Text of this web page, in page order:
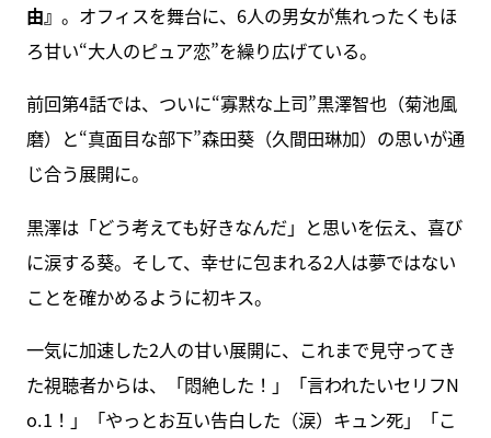
由』 。オフィスを舞台に、6人の男女が焦れったくもほ
ろ甘い“大人のピュア恋”を繰り広げている。
前回第4話では、ついに“寡黙な上司”黒澤智也（菊池風
磨）と“真面目な部下”森田葵（久間田琳加）の思いが通
じ合う展開に。
黒澤は「どう考えても好きなんだ」と思いを伝え、喜び
に涙する葵。そして、幸せに包まれる2人は夢ではない
ことを確かめるように初キス。
一気に加速した2人の甘い展開に、これまで見守ってき
た視聴者からは、「悶絶した！」「言われたいセリフN
o.1！」「やっとお互い告白した（涙）キュン死」「こ